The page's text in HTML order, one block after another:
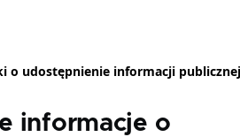
o udostępnienie informacji publicznej
informacje o